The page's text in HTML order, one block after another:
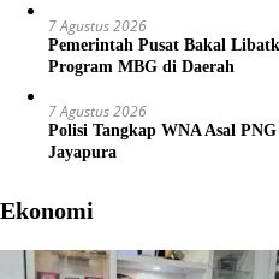
7 Agustus 2026
Pemerintah Pusat Bakal
Program MBG di Daerah
7 Agustus 2026
Polisi Tangkap WNA Asal
Jayapura
Ekonomi